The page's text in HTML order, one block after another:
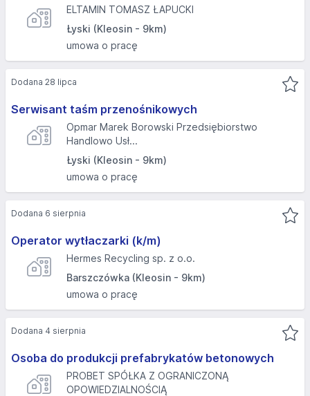
ELTAMIN TOMASZ ŁAPUCKI
Łyski (Kleosin - 9km)
umowa o pracę
Serwisant taśm przenośnikowych
Opmar Marek Borowski Przedsiębiorstwo
Handlowo Usł...
Łyski (Kleosin - 9km)
umowa o pracę
Dodana 28 lipca
Operator wytłaczarki (k/m)
Hermes Recycling sp. z o.o.
Barszczówka (Kleosin - 9km)
umowa o pracę
Dodana 6 sierpnia
Osoba do produkcji prefabrykatów betonowych
PROBET SPÓŁKA Z OGRANICZONĄ
OPOWIEDZIALNOŚCIĄ
Dodana 4 sierpnia